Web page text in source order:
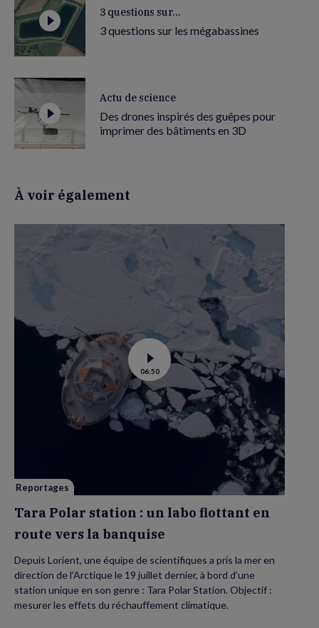
3 questions sur...
3 questions sur les mégabassines
Actu de science
Des drones inspirés des guêpes pour
imprimer des bâtiments en 3D
À voir également
Voir
la
vidéo
de
Tara
Polar
station
:
la
06:50
Reportages
Tara Polar station : un labo flottant en
route vers la banquise
Depuis Lorient, une équipe de scientifiques a pris la mer en
direction de l’Arctique le 19 juillet dernier, à bord d’une
station unique en son genre : Tara Polar Station. Objectif :
mesurer les effets du réchauffement climatique.